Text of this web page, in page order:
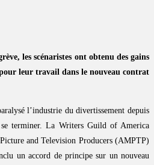
les scénaristes ont obtenu des gains
leur travail dans le nouveau contrat
l’industrie du divertissement depuis
terminer. La Writers Guild of America
and Television Producers (AMPTP)
un accord de principe sur un nouveau